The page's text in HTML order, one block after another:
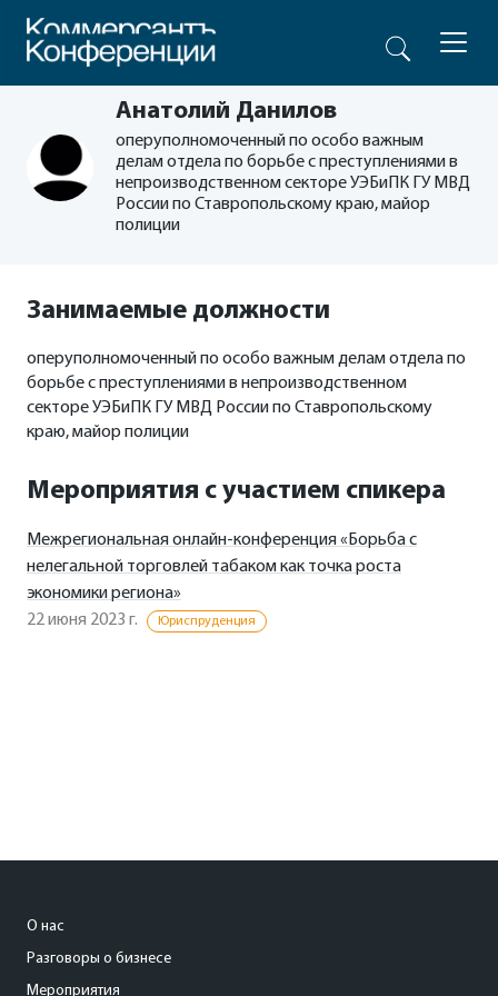
Анатолий Данилов
оперуполномоченный по особо важным
делам отдела по борьбе с преступлениями в
непроизводственном секторе УЭБиПК ГУ МВД
России по Ставропольскому краю, майор
полиции
Занимаемые должности
оперуполномоченный по особо важным делам отдела по
борьбе с преступлениями в непроизводственном
секторе УЭБиПК ГУ МВД России по Ставропольскому
краю, майор полиции
Мероприятия с участием спикера
Межрегиональная онлайн-конференция «Борьба с
нелегальной торговлей табаком как точка роста
экономики региона»
22 июня 2023 г.
Юриспруденция
О нас
Разговоры о бизнесе
Мероприятия